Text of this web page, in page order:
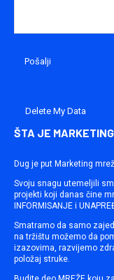
Delete My Data
ŠTA JE
Dug je put Marketing
Svoju snagu utemeljili
projekti koji danas čine
INFORMISANJE i
Smatramo da samo
na tržištu možemo da
izazovima, razvijemo
položaj struke.